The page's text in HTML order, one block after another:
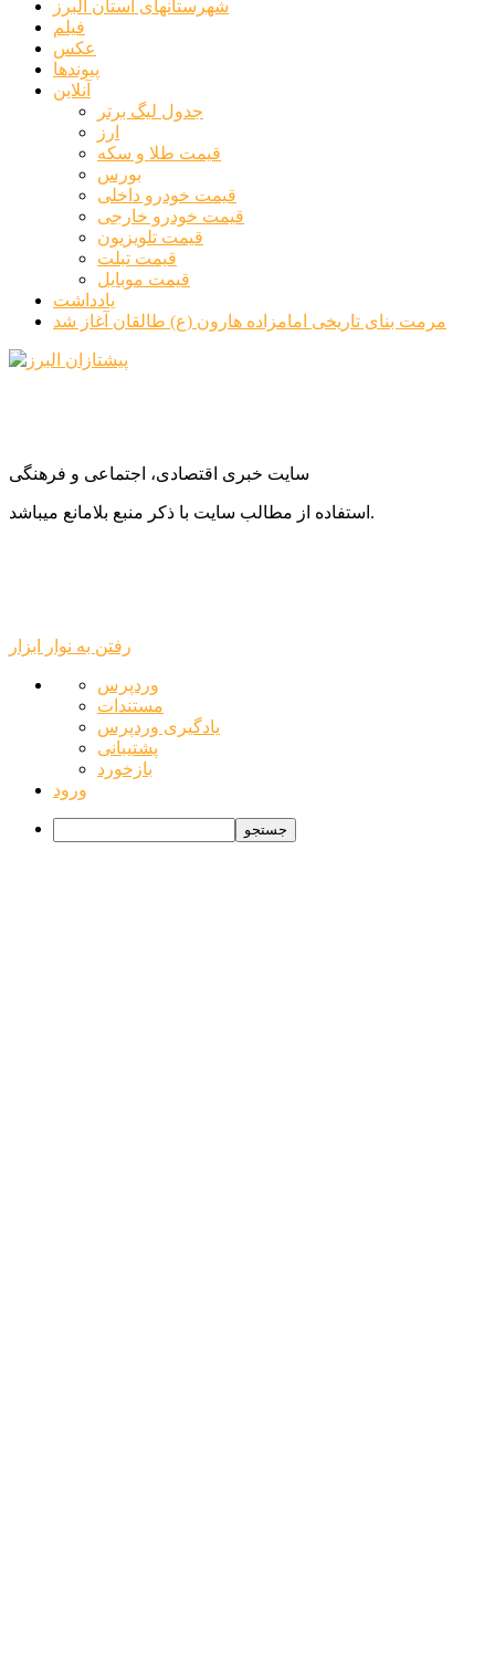
شهرستانهای استان البرز
فیلم
عکس
پیوندها
آنلاین
جدول لیگ برتر
ارز
قیمت طلا و سکه
بورس
قیمت خودرو داخلی
قیمت خودرو خارجی
قیمت تلویزیون
قیمت تبلت
قیمت موبایل
یادداشت
مرمت بنای تاریخی امامزاده هارون (ع) طالقان آغاز شد
سایت خبری اقتصادی، اجتماعی و فرهنگی
استفاده از مطالب سایت با ذکر منبع بلامانع میباشد.
رفتن به نوار ابزار
درباره
وردپرس
وردپرس
مستندات
یادگیری وردپرس
پشتیبانی
بازخورد
ورود
جستجو